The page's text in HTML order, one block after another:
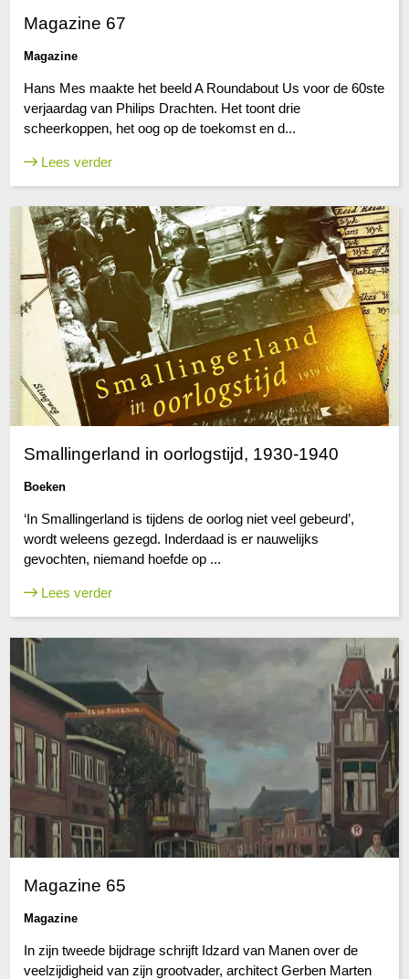
Magazine 67
Magazine
Hans Mes maakte het beeld A Roundabout Us voor de 60ste
verjaardag van Philips Drachten. Het toont drie
scheerkoppen, het oog op de toekomst en d...
Lees verder
Smallingerland in oorlogstijd, 1930-1940
Boeken
‘In Smallingerland is tijdens de oorlog niet veel gebeurd’,
wordt weleens gezegd. Inderdaad is er nauwelijks
gevochten, niemand hoefde op ...
Lees verder
Magazine 65
Magazine
In zijn tweede bijdrage schrijft Idzard van Manen over de
veelzijdigheid van zijn grootvader, architect Gerben Marten